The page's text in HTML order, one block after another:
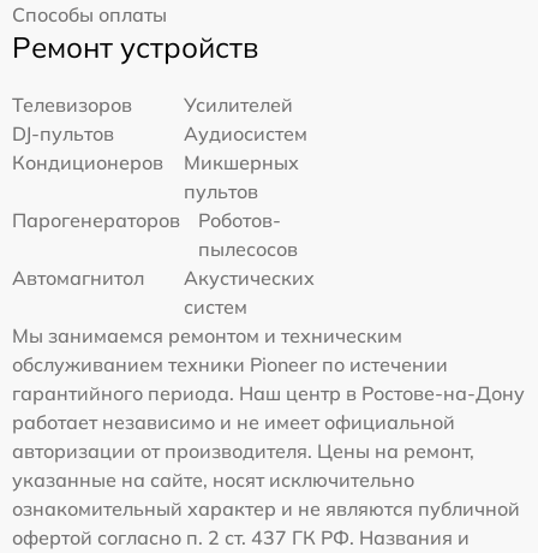
Способы оплаты
Ремонт устройств
Телевизоров
Усилителей
DJ-пультов
Аудиосистем
Кондиционеров
Микшерных
пультов
Парогенераторов
Роботов-
пылесосов
Автомагнитол
Акустических
систем
Мы занимаемся ремонтом и техническим
обслуживанием техники Pioneer по истечении
гарантийного периода. Наш центр в Ростове-на-Дону
работает независимо и не имеет официальной
авторизации от производителя. Цены на ремонт,
указанные на сайте, носят исключительно
ознакомительный характер и не являются публичной
офертой согласно п. 2 ст. 437 ГК РФ. Названия и